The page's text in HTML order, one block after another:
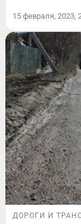
15 февраля, 2023,
ДОРОГИ И